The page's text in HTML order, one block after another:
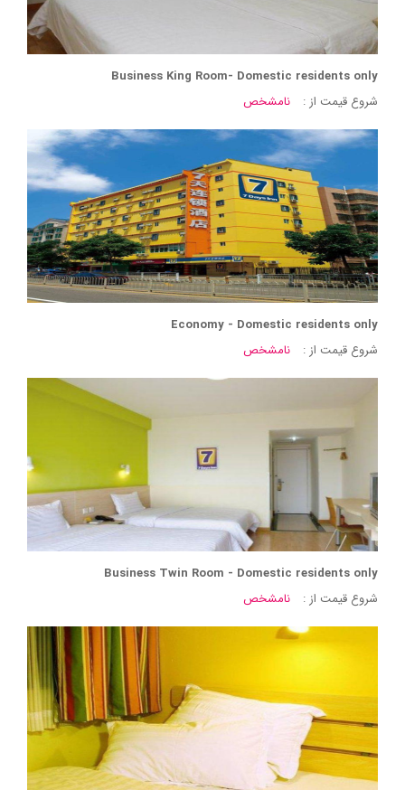
Business King Room- Domestic residents only
شروع قیمت از :
نامشخص
Economy - Domestic residents only
شروع قیمت از :
نامشخص
Business Twin Room - Domestic residents only
شروع قیمت از :
نامشخص